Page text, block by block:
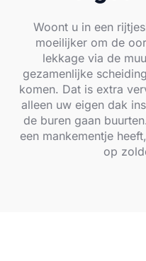
Woont u in een
moeilijker om de
lekkage via de
gezamenlijke
komen. Dat is extra
alleen uw eigen dak
de buren gaan
een mankementje
op